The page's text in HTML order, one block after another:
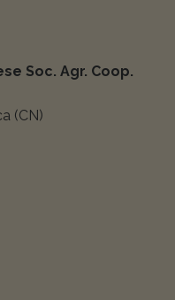
Soc. Agr. Coop.
(CN)